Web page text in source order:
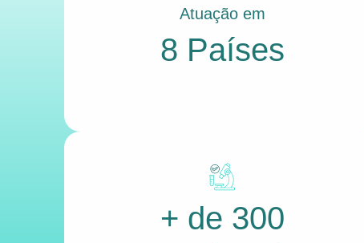
Atuação em
8 Países
+ de 300